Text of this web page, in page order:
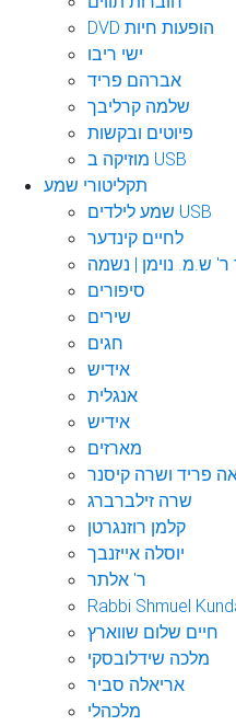
DVD הופעות חיות
ישי ריבו
אברהם פריד
שלמה קרליבך
פיוטים ובקשות
מוזיקה ב USB
תקליטורי שמע
שמע לילדים USB
לחיים קינדער
ש.מ. נוימן | נשמה
סיפורים
שירים
חגים
אידיש
אנגלית
אידיש
מארזים
פריד ושרה קיסנר
שרה זילברברג
קלמן רוזנגרטן
יוסלה אייזנבך
ר' אלתר
Rabbi Shmuel
חיים שלום שווארץ
מלכה שידלובסקי
אריאלה סביר
מלכהלי